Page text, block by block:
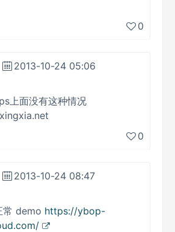
0
2013-10-24 05:06
上面没有这种情况
0
2013-10-24 08:47
常 demo https://ybop-